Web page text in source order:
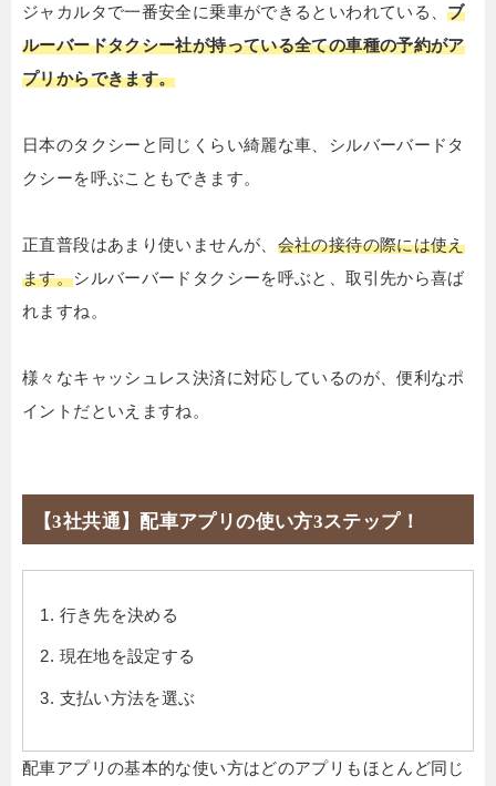
ジャカルタで一番安全に乗車ができるといわれている、ブ
ルーバードタクシー社が持っている全ての車種の予約がア
プリからできます。
日本のタクシーと同じくらい綺麗な車、シルバーバードタ
クシーを呼ぶこともできます。
正直普段はあまり使いませんが、 会社の接待の際には使え
ます。シルバーバードタクシーを呼ぶと、取引先から喜ば
れますね。
様々なキャッシュレス決済に対応しているのが、便利なポ
イントだといえますね。
【3社共通】配車アプリの使い方3ステップ！
行き先を決める
現在地を設定する
支払い方法を選ぶ
配車アプリの基本的な使い方はどのアプリもほとんど同じ